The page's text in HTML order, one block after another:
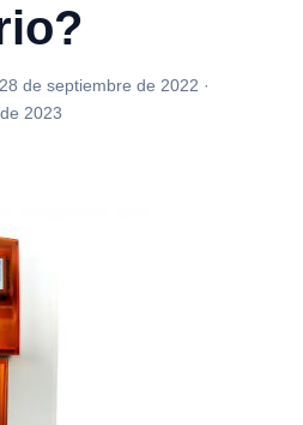
28 de septiembre de 2022 ·
2023